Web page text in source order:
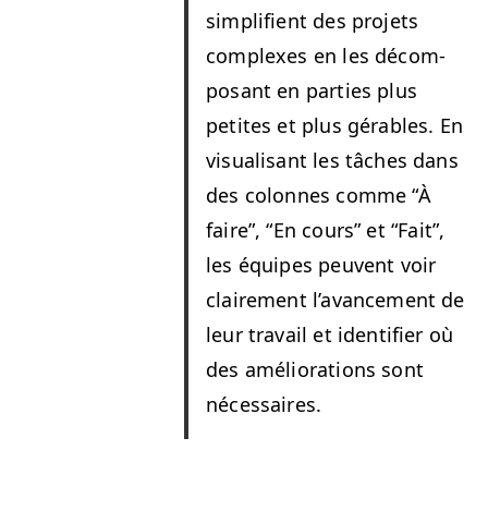
sim­pli­fient des pro­jets
com­plex­es en les décom­
posant en par­ties plus
petites et plus gérables. En
visu­al­isant les tâch­es dans
des colonnes comme“À
faire”,“En cours” et “Fait”,
les équipes peu­vent voir
claire­ment l’a­vance­ment de
leur tra­vail et iden­ti­fi­er où
des amélio­ra­tions sont
nécessaires.